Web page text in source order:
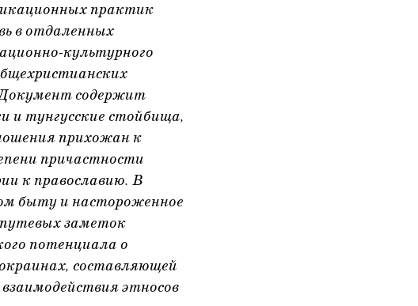
практик
в отдаленных
культурного
содержит
и тунгусские стойбища,
прихожан к
причастности
к православию. В
быту и настороженное
заметок
потенциала о
составляющей
этносов